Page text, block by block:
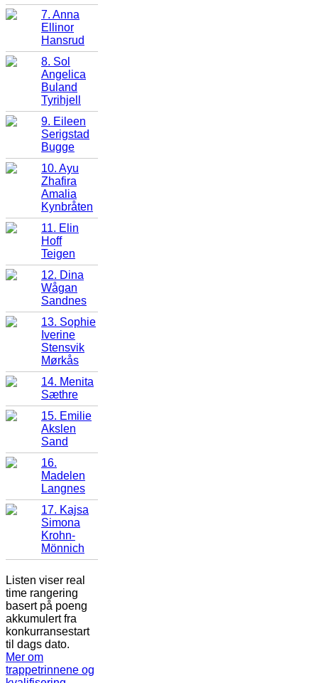
7. Anna
Ellinor
Hansrud
8. Sol
Angelica
Buland
Tyrihjell
9. Eileen
Serigstad
Bugge
10. Ayu
Zhafira
Amalia
Kynbråten
11. Elin
Hoff
Teigen
12. Dina
Wågan
Sandnes
13. Sophie
Iverine
Stensvik
Mørkås
14. Menita
Sæthre
15. Emilie
Akslen
Sand
16.
Madelen
Langnes
17. Kajsa
Simona
Krohn-
Mönnich
Listen viser real
time rangering
basert på poeng
akkumulert fra
konkurransestart
til dags dato.
Mer om
trappetrinnene og